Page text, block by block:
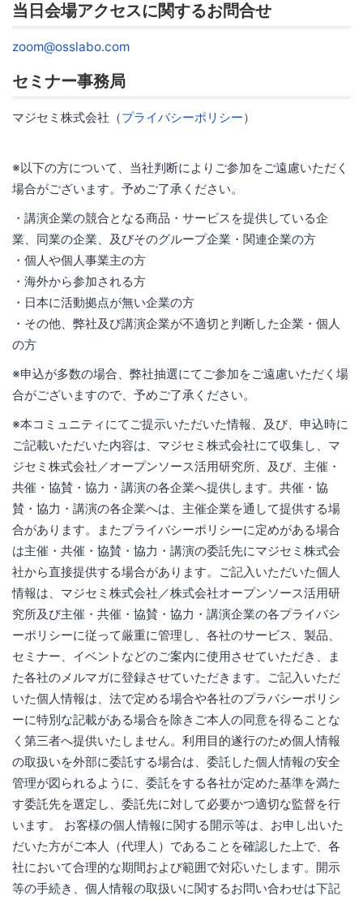
当日会場アクセスに関するお問合せ
zoom@osslabo.com
セミナー事務局
マジセミ株式会社（プライバシーポリシー）
※以下の方について、当社判断によりご参加をご遠慮いただく
場合がございます。予めご了承ください。
・講演企業の競合となる商品・サービスを提供している企
業、同業の企業、及びそのグループ企業・関連企業の方
・個人や個人事業主の方
・海外から参加される方
・日本に活動拠点が無い企業の方
・その他、弊社及び講演企業が不適切と判断した企業・個人
の方
※申込が多数の場合、弊社抽選にてご参加をご遠慮いただく場
合がございますので、予めご了承ください。
※本コミュニティにてご提示いただいた情報、及び、申込時に
ご記載いただいた内容は、マジセミ株式会社にて収集し、マ
ジセミ株式会社／オープンソース活用研究所、及び、主催・
共催・協賛・協力・講演の各企業へ提供します。共催・協
賛・協力・講演の各企業へは、主催企業を通して提供する場
合があります。またプライバシーポリシーに定めがある場合
は主催・共催・協賛・協力・講演の委託先にマジセミ株式会
社から直接提供する場合があります。ご記入いただいた個人
情報は、マジセミ株式会社／株式会社オープンソース活用研
究所及び主催・共催・協賛・協力・講演企業の各プライバシ
ーポリシーに従って厳重に管理し、各社のサービス、製品、
セミナー、イベントなどのご案内に使用させていただき、ま
た各社のメルマガに登録させていただきます。ご記入いただ
いた個人情報は、法で定める場合や各社のプラバシーポリシ
ーに特別な記載がある場合を除きご本人の同意を得ることな
く第三者へ提供いたしません。利用目的遂行のため個人情報
の取扱いを外部に委託する場合は、委託した個人情報の安全
管理が図られるように、委託をする各社が定めた基準を満た
す委託先を選定し、委託先に対して必要かつ適切な監督を行
います。 お客様の個人情報に関する開示等は、お申し出いた
だいた方がご本人（代理人）であることを確認した上で、各
社において合理的な期間および範囲で対応いたします。開示
等の手続き、個人情報の取扱いに関するお問い合わせは下記